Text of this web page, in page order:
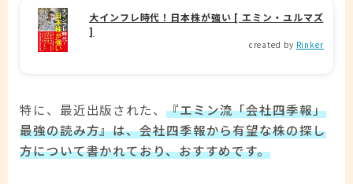
大インフレ時代！日本株が強い [ エミン・ユルマズ
]
created by Rinker
特に、最近出版された、 『エミン流「会社四季報」
最強の読み方』は、会社四季報から有望な株の探し
方について書かれており、おすすめです。